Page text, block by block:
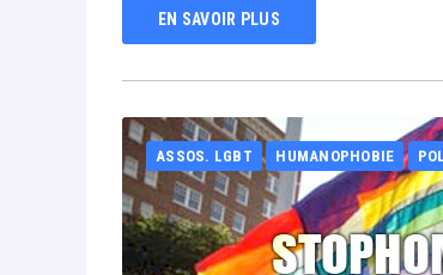
EN SAVOIR PLUS
ASSOS. LGBT HUMANOPHOBIE